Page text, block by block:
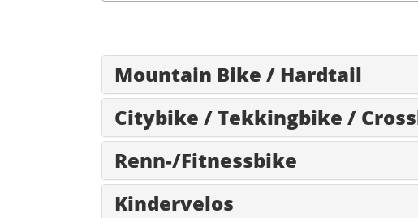
Mountain Bike / Hardtail
Citybike / Tekkingbike /
Renn-/Fitnessbike
Kindervelos